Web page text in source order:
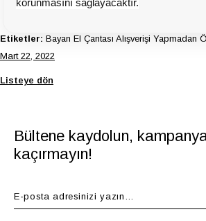
korunmasını sağlayacaktır.
Etiketler: Bayan El Çantası Alışverişi Yapmadan
Mart 22, 2022
Listeye dön
Bültene kaydolun,
kaçırmayın!